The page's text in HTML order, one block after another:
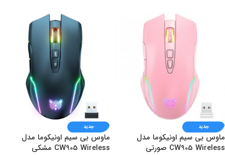
جدید
ماوس بی سیم اونیکوما مدل
CW905 Wireless صورتی
جدید
ماوس بی سیم اونیکوما مدل
CW905 Wireless مشکی